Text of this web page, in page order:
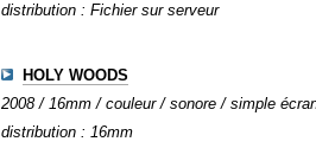
distribution : Fichier sur serveur
HOLY WOODS
2008 / 16mm / couleur / sonore / simple
distribution : 16mm